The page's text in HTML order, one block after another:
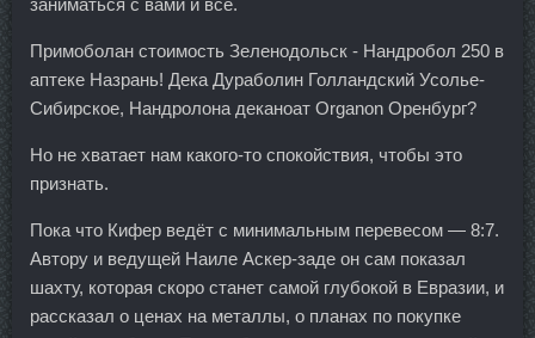
заниматься с вами и все.
Примоболан стоимость Зеленодольск - Нандробол 250 в
аптеке Назрань! Дека Дураболин Голландский Усолье-
Сибирское, Нандролона деканоат Organon Оренбург?
Но не хватает нам какого-то спокойствия, чтобы это
признать.
Пока что Кифер ведёт с минимальным перевесом — 8:7.
Автору и ведущей Наиле Аскер-заде он сам показал
шахту, которая скоро станет самой глубокой в Евразии, и
рассказал о ценах на металлы, о планах по покупке